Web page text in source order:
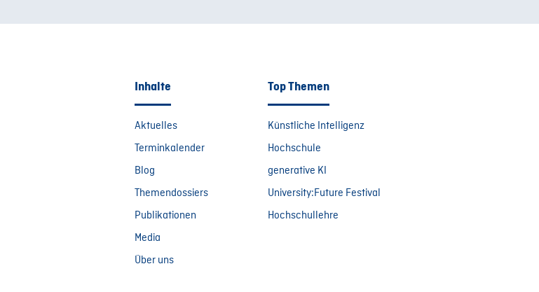
Inhalte
Aktuelles
Terminkalender
Blog
Themendossiers
Publikationen
Media
Über uns
Top Themen
Künstliche Intelligenz
Hochschule
generative KI
University:Future Festival
Hochschullehre